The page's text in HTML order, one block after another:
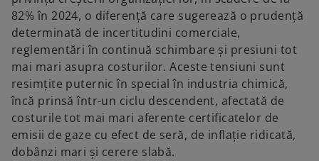
82% în 2024, o diferență care sugerează o prudență
determinată de incertitudini comerciale,
reglementări în continuă schimbare și presiuni tot
mai mari asupra costurilor. Aceste tensiuni sunt
resimțite puternic în special în industria chimică,
încă prinsă într-un ciclu descendent, afectată de
costurile tot mai mari aferente certificatelor de
emisii de gaze cu efect de seră, de inflație ridicată,
dobânzi mari și cerere slabă.